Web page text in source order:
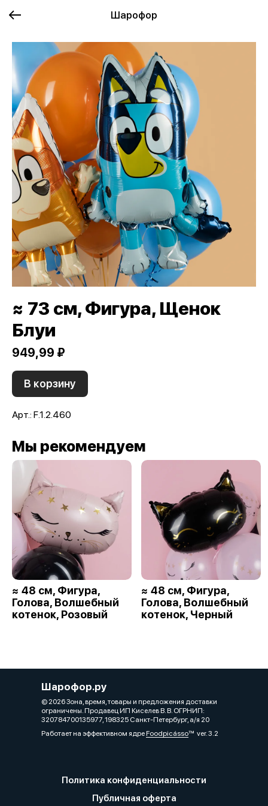
Шарофор
≈ 73 см, Фигура, Щенок
Блуи
949,99 ₽
В корзину
Арт.: F.1.2.460
Мы рекомендуем
≈ 48 см, Фигура,
Голова, Волшебный
котенок, Розовый
≈ 48 см, Фигура,
Голова, Волшебный
котенок, Черный
Шарофор.ру
© 2026 Зона, время, товары и предложения доставки
ограничены. Продавец ИП Киселев В. В. ОГРНИП:
320784700135977, 198325 Санкт-Петербург, а/я 20
Работает на эффективном ядреFoodpicássover. 3.2
Политика конфиденциальности
Публичная оферта